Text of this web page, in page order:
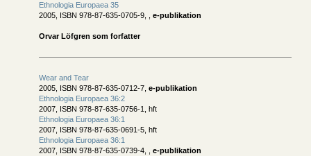
Ethnologia Europaea 35
2005, ISBN 978-87-635-0705-9, , e-publikation
Orvar Löfgren som forfatter
Wear and Tear
2005, ISBN 978-87-635-0712-7, e-publikation
Ethnologia Europaea 36:2
2007, ISBN 978-87-635-0756-1, hft
Ethnologia Europaea 36:1
2007, ISBN 978-87-635-0691-5, hft
Ethnologia Europaea 36:1
2007, ISBN 978-87-635-0739-4, , e-publikation